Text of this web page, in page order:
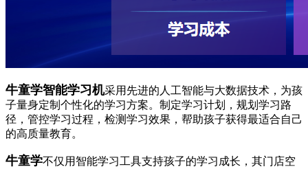
牛童学智能学习机采用先进的人工智能与大数据技术，为孩
子量身定制个性化的学习方案。制定学习计划，规划学习路
径，管控学习过程，检测学习效果，帮助孩子获得最适合自己
的高质量教育。
牛童学不仅用智能学习工具支持孩子的学习成长，其门店空